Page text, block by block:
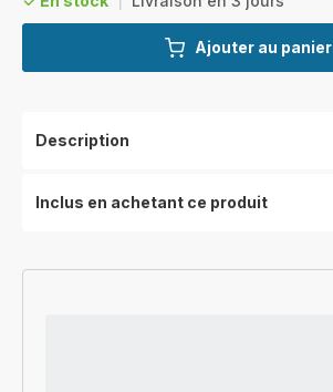
Ajouter au panier
Description
Inclus en achetant ce produit